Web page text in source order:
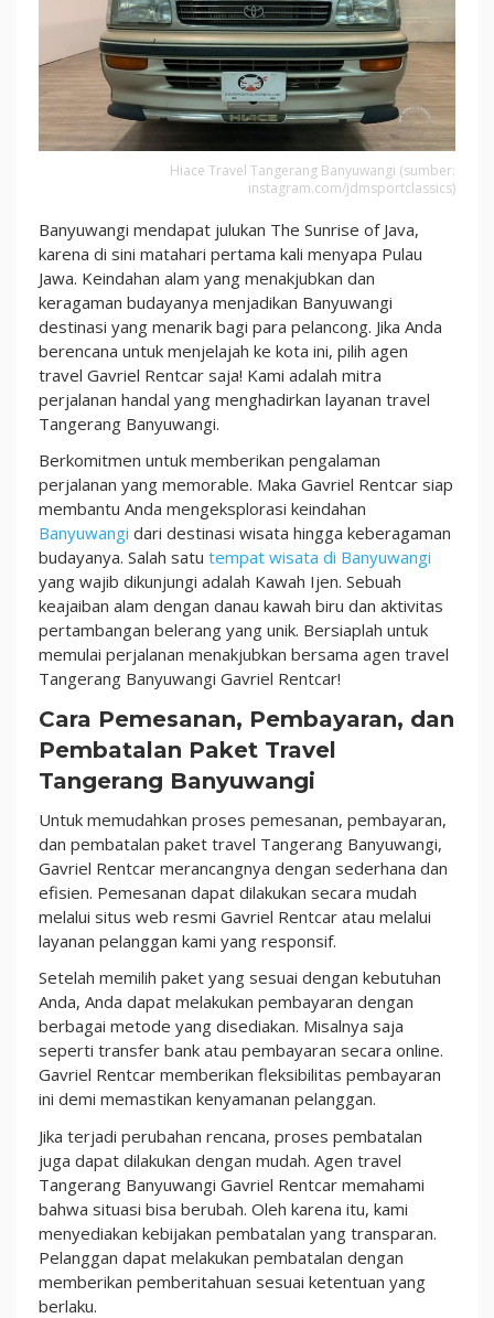
Hiace Travel Tangerang Banyuwangi (sumber:
instagram.com/jdmsportclassics)
Banyuwangi mendapat julukan The Sunrise of Java,
karena di sini matahari pertama kali menyapa Pulau
Jawa. Keindahan alam yang menakjubkan dan
keragaman budayanya menjadikan Banyuwangi
destinasi yang menarik bagi para pelancong. Jika Anda
berencana untuk menjelajah ke kota ini, pilih agen
travel Gavriel Rentcar saja! Kami adalah mitra
perjalanan handal yang menghadirkan layanan travel
Tangerang Banyuwangi.
Berkomitmen untuk memberikan pengalaman
perjalanan yang memorable. Maka Gavriel Rentcar siap
membantu Anda mengeksplorasi keindahan
Banyuwangi dari destinasi wisata hingga keberagaman
budayanya. Salah satu tempat wisata di Banyuwangi
yang wajib dikunjungi adalah Kawah Ijen. Sebuah
keajaiban alam dengan danau kawah biru dan aktivitas
pertambangan belerang yang unik. Bersiaplah untuk
memulai perjalanan menakjubkan bersama agen travel
Tangerang Banyuwangi Gavriel Rentcar!
Cara Pemesanan, Pembayaran, dan
Pembatalan Paket Travel
Tangerang Banyuwangi
Untuk memudahkan proses pemesanan, pembayaran,
dan pembatalan paket travel Tangerang Banyuwangi,
Gavriel Rentcar merancangnya dengan sederhana dan
efisien. Pemesanan dapat dilakukan secara mudah
melalui situs web resmi Gavriel Rentcar atau melalui
layanan pelanggan kami yang responsif.
Setelah memilih paket yang sesuai dengan kebutuhan
Anda, Anda dapat melakukan pembayaran dengan
berbagai metode yang disediakan. Misalnya saja
seperti transfer bank atau pembayaran secara online.
Gavriel Rentcar memberikan fleksibilitas pembayaran
ini demi memastikan kenyamanan pelanggan.
Jika terjadi perubahan rencana, proses pembatalan
juga dapat dilakukan dengan mudah. Agen travel
Tangerang Banyuwangi Gavriel Rentcar memahami
bahwa situasi bisa berubah. Oleh karena itu, kami
menyediakan kebijakan pembatalan yang transparan.
Pelanggan dapat melakukan pembatalan dengan
memberikan pemberitahuan sesuai ketentuan yang
berlaku.